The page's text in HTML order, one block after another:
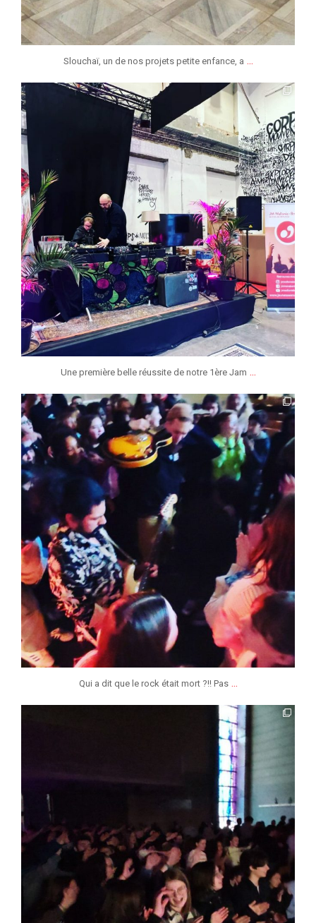
Slouchaï, un de nos projets petite enfance, a ...
jmmonsborinage
Une première belle réussite de notre 1ère Jam ...
jmmonsborinage
Avr 25
Qui a dit que le rock était mort ?!! Pas ...